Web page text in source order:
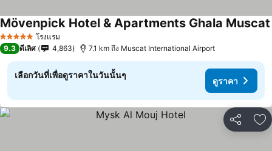
5 ดาว โรงแรม
Mövenpick Hotel & Apartments Ghala Muscat
9.3 ดีเลิศ 4,863 7.1 km ถึง Muscat International Airport
เลือกวันที่เพื่อดูราคาในวันนั้นๆ
ดูราคา
แชร์ เ